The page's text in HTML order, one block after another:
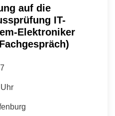
auf die
IT-
Elektroniker